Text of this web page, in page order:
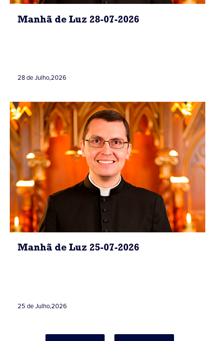
Manhã de Luz 28-07-2026
28 de Julho,2026
Manhã de Luz 25-07-2026
25 de Julho,2026